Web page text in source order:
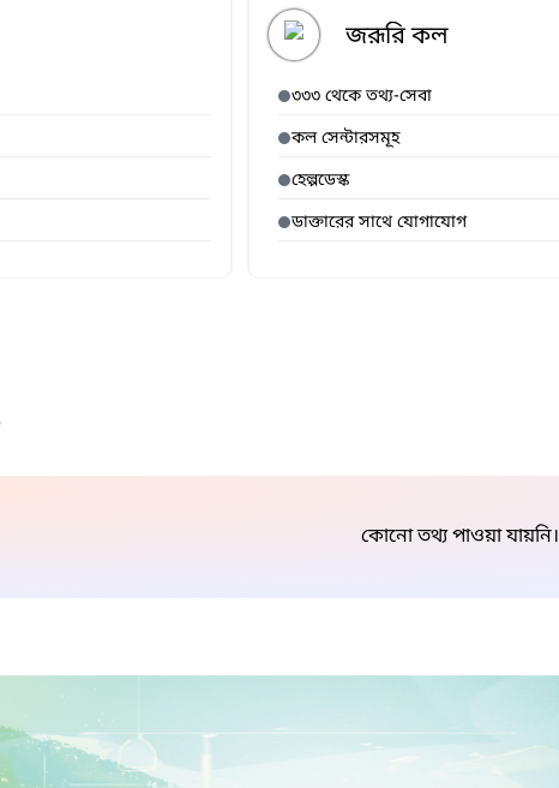
জরূরি কল
৩৩৩ থেকে তথ্য-সেবা
কল সেন্টারসমূহ
হেল্পডেস্ক
ডাক্তারের সাথে যোগাযোগ
কোনো তথ্য পাওয়া যায়নি।